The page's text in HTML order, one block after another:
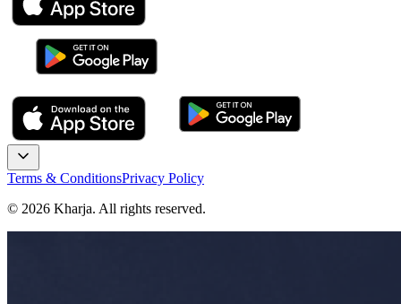
Terms & ConditionsPrivacy Policy
© 2026 Kharja. All rights reserved.